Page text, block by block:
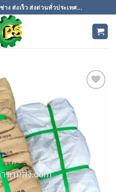
ง ส่งเร็ว ส่งด่วนทั่วประเทศ...
รายการ
ที่
ติดตาม